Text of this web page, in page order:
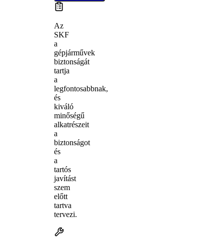
Az
SKF
a
gépjárművek
biztonságát
tartja
a
legfontosabbnak,
és
kiváló
minőségű
alkatrészeit
a
biztonságot
és
a
tartós
javítást
szem
előtt
tartva
tervezi.